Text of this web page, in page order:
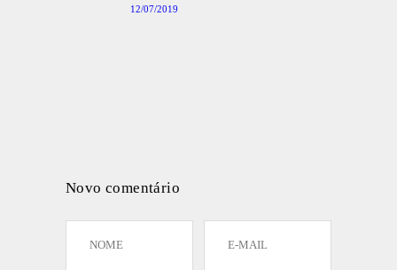
12/07/2019
Novo comentário